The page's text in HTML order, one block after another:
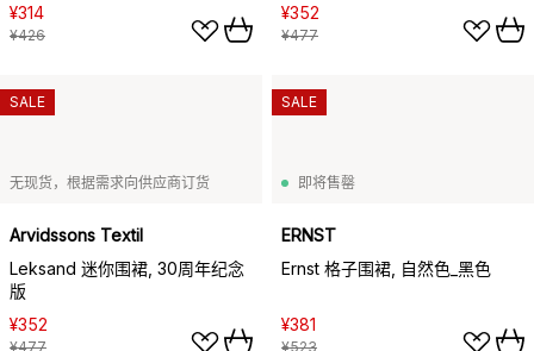
¥314
¥426
¥352
¥477
无现货，根据需求向供应商订货
Arvidssons Textil
Leksand 迷你围裙, 30周年纪念
版
¥352
¥477
SALE
即将售罄
ERNST
Ernst 格子围裙, 自然色_黑色
¥381
¥523
SALE